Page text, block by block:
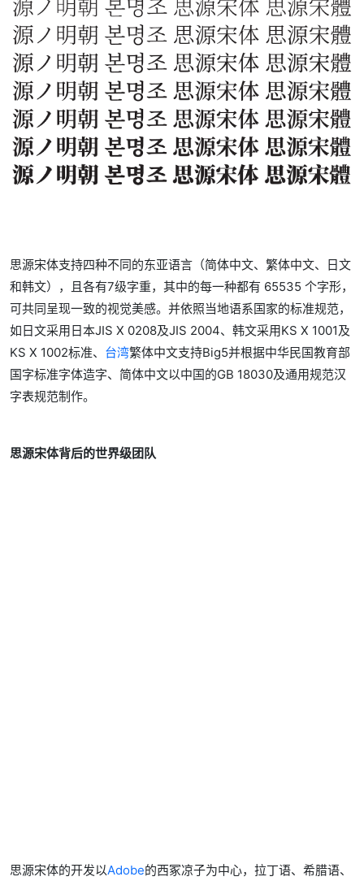
思源宋体支持四种不同的东亚语言（简体中文、繁体中文、日文
和韩文），且各有7级字重，其中的每一种都有 65535 个字形，
可共同呈现一致的视觉美感。并依照当地语系国家的标准规范，
如日文采用日本JIS X 0208及JIS 2004、韩文采用KS X 1001及
KS X 1002标准、 台湾繁体中文支持Big5并根据中华民国教育部
国字标准字体造字、简体中文以中国的GB 18030及通用规范汉
字表规范制作。
思源宋体背后的世界级团队
思源宋体的开发以Adobe的西冢凉子为中心，拉丁语、希腊语、